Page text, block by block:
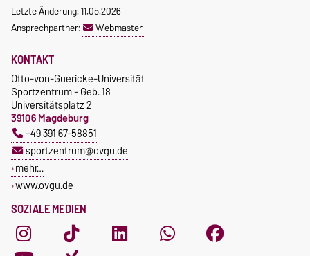
Letzte Änderung: 11.05.2026
Ansprechpartner:
Webmaster
SOZIALE MEDIEN
KONTAKT
Otto-von-Guericke-Universität
Sportzentrum - Geb. 18
Universitätsplatz 2
39106 Magdeburg
+49 391 67-58851
sportzentrum@ovgu.de
mehr…
www.ovgu.de